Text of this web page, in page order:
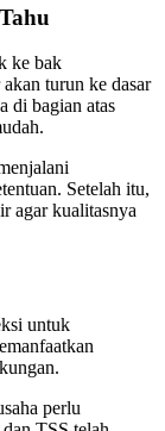
ke bak
turun ke dasar
di bagian atas
Setelah itu,
agar kualitasnya
untuk
perlu